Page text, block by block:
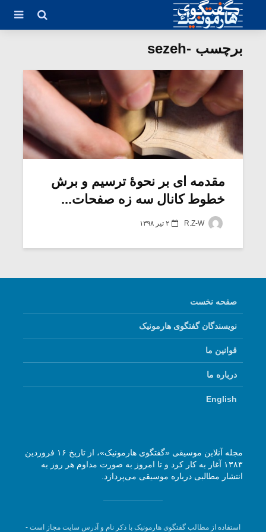
برچسب -sezeh
مقدمه ای بر نحوۀ ترسیم و برش
خطوط کانال سه زه صفحات...
R.Z-W ۲ تیر ۱۳۹۸
صفحه نخست
نویسندگان گفتگوی هارمونیک
قوانین ما
درباره ما
English
مجله آنلاین موسیقی «گفتگوی هارمونیک»، از تاریخ ۱۶ فروردین
۱۳۸۳ آغاز به کار کرد و تا امروز به صورت مداوم هر روز به
انتشار مطالبی درباره موسیقی می‌پردازد.
استفاده از مطالب گفتگوی هارمونیک با ذکر نام و آدرس سایت مجاز است -